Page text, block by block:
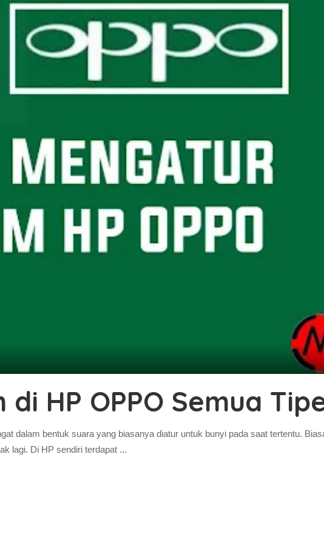
HP OPPO Semua
dalam bentuk suara yang biasanya diatur untuk bunyi pada saat tertentu.
lagi. Di HP sendiri terdapat ...